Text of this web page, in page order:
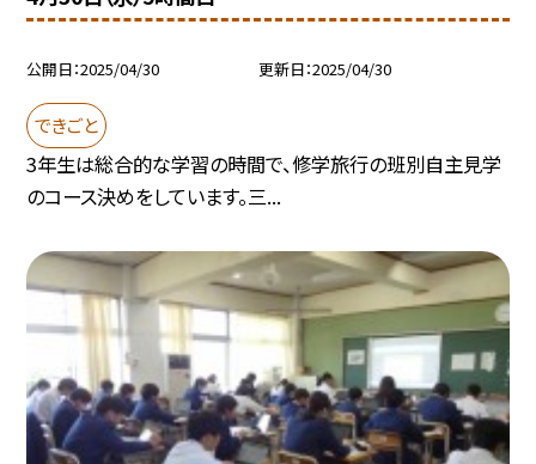
公開日 2025/04/30 更新日 2025/04/30
できごと
3年生は総合的な学習の時間で、修学旅行の班別自主見学
のコース決めをしています。三...